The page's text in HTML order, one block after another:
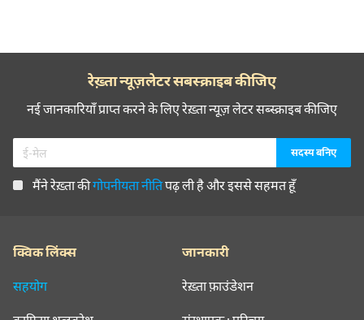
रेख़्ता न्यूज़लेटर सबस्क्राइब कीजिए
नई जानकारियाँ प्राप्त करने के लिए रेख़्ता न्यूज़ लेटर सब्स्क्राइब कीजिए
मैंने रेख़्ता कीगोपनीयता नीतिपढ़ ली है और इससे सहमत हूँ
क्विक लिंक्स
सहयोग
जानकारी
रेख़्ता फ़ाउंडेशन